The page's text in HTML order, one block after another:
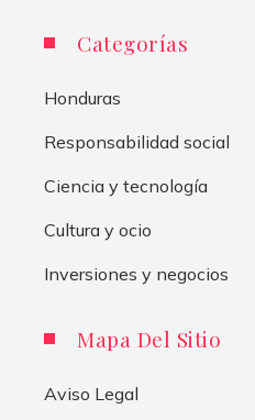
Categorías
Honduras
Responsabilidad social
Ciencia y tecnología
Cultura y ocio
Inversiones y negocios
Mapa Del Sitio
Aviso Legal